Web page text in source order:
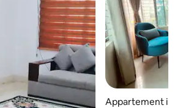
Appartement in